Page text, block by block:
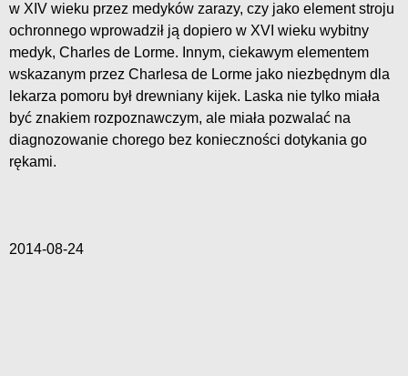
w XIV wieku przez medyków zarazy, czy jako element stroju
ochronnego wprowadził ją dopiero w XVI wieku wybitny
medyk, Charles de Lorme. Innym, ciekawym elementem
wskazanym przez Charlesa de Lorme jako niezbędnym dla
lekarza pomoru był drewniany kijek. Laska nie tylko miała
być znakiem rozpoznawczym, ale miała pozwalać na
diagnozowanie chorego bez konieczności dotykania go
rękami.
2014-08-24